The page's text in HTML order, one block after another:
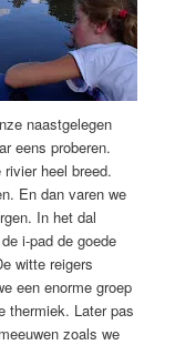
naastgelegen
eens proberen.
heel breed.
En dan varen we
In het dal
i-pad de goede
witte reigers
een enorme groep
thermiek. Later pas
zoals we